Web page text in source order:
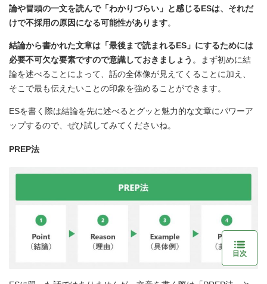
論や冒頭の一文を読んで「わかりづらい」と感じるESは、それだ
けで不採用の原因になる可能性があります。
結論から書かれた文章は「最後まで読まれるES」にするためには
必要不可欠な要素ですので意識しておきましょう 。まず初めに結
論を述べることによって、話の全体像が見えてくることに加え、
そこで最も伝えたいことの印象を強めることができます。
ESを書く際は結論を先に述べるとグッと魅力的な文章にパワーア
ップするので、ぜひ試してみてくださいね。
PREP法
目次